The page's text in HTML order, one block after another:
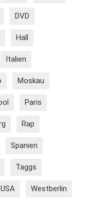
DVD
Hall
Italien
Moskau
Paris
Rap
Spanien
Taggs
USA Westberlin